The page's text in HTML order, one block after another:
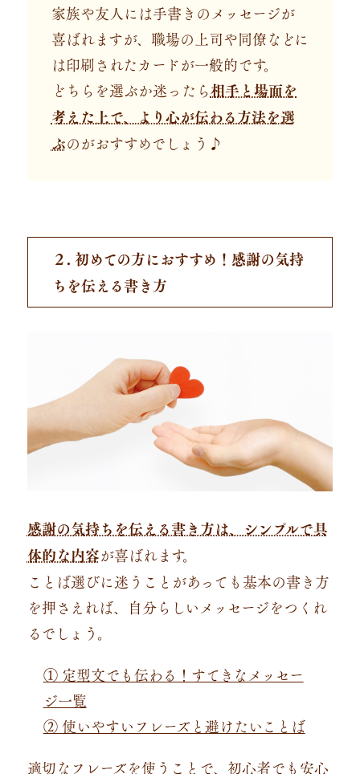
家族や友人には手書きのメッセージが
喜ばれますが、職場の上司や同僚などに
は印刷されたカードが一般的です。
どちらを選ぶか迷ったら相手と場面を
考えた上で、より心が伝わる方法を選
ぶのがおすすめでしょう♪
２. 初めての方におすすめ！感謝の気持
ちを伝える書き方
感謝の気持ちを伝える書き方は、シンプルで具
体的な内容が喜ばれます。
ことば選びに迷うことがあっても基本の書き方
を押さえれば、自分らしいメッセージをつくれ
るでしょう。
① 定型文でも伝わる！すてきなメッセー
ジ一覧
② 使いやすいフレーズと避けたいことば
適切なフレーズを使うことで、初心者でも安心